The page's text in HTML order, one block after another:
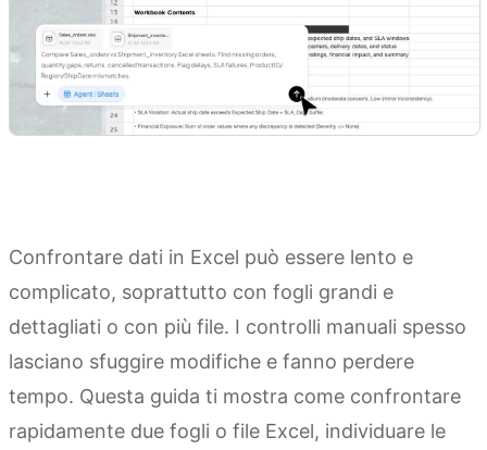
Confrontare dati in Excel può essere lento e
complicato, soprattutto con fogli grandi e
dettagliati o con più file. I controlli manuali spesso
lasciano sfuggire modifiche e fanno perdere
tempo. Questa guida ti mostra come confrontare
rapidamente due fogli o file Excel, individuare le